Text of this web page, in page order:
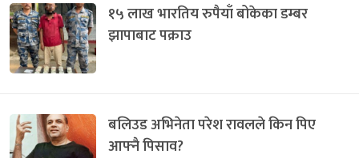
१५ लाख भारतिय रुपैयाँ बोकेका डम्बर
झापाबाट पक्राउ
बलिउड अभिनेता परेश रावलले किन पिए
आफ्नै पिसाव?